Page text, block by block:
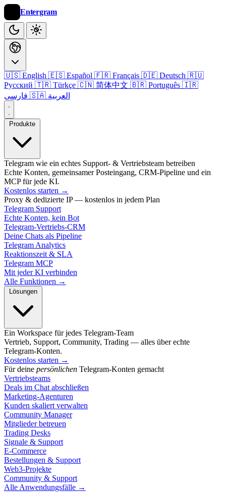
Entergram
🇺🇸 English 🇪🇸 Español 🇫🇷 Français 🇩🇪 Deutsch 🇷🇺
Русский 🇹🇷 Türkçe 🇨🇳 简体中文 🇧🇷 Português 🇮🇷
🇸🇦 العربية
Produkte
Telegram wie ein echtes Support- & Vertriebsteam betreiben
Echte Konten, gemeinsamer Posteingang, CRM-Pipeline und ein
MCP für jede KI.
Kostenlos starten →
Proxy & dedizierte IP — kostenlos in jedem Plan
Telegram Support
Echte Konten, kein Bot
Telegram-Vertriebs-CRM
Deine Chats als Pipeline
Telegram Analytics
Reaktionszeit & SLA
Telegram MCP
Mit jeder KI verbinden
Alle Funktionen →
Lösungen
Ein Workspace für jedes Telegram-Team
Vertrieb, Support, Community, Trading — alles über echte
Telegram-Konten.
Kostenlos starten →
Für deine persönlichen Telegram-Konten gemacht
Vertriebsteams
Deals im Chat abschließen
Marketing-Agenturen
Kunden skaliert verwalten
Community Manager
Mitglieder betreuen
Trading Desks
Signale & Support
E-Commerce
Bestellungen & Support
Web3-Projekte
Community & Support
Alle Anwendungsfälle →